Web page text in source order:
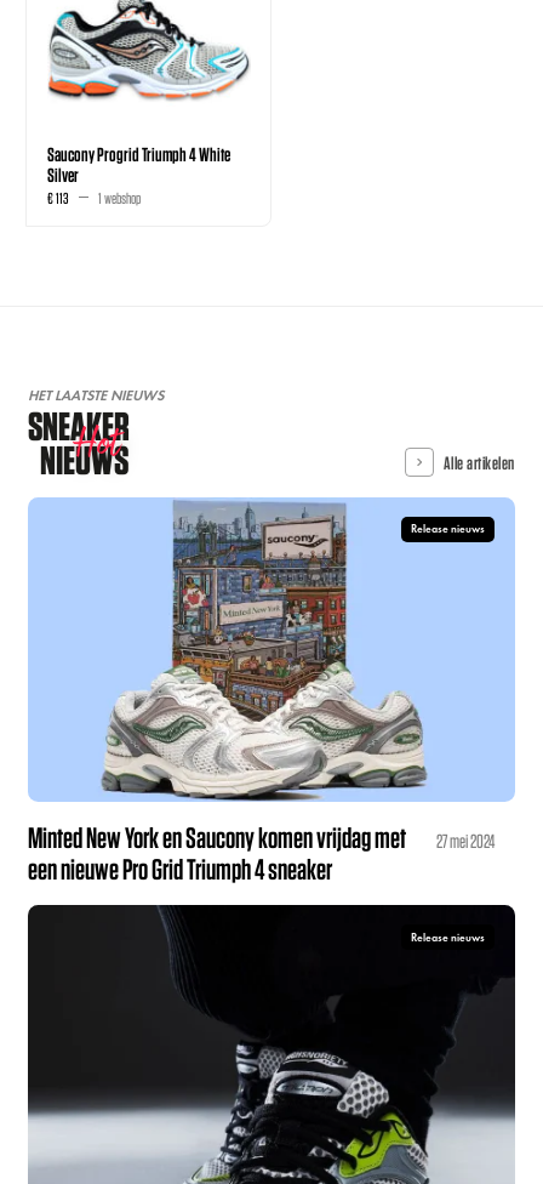
Saucony Progrid Triumph 4 White
Silver
€ 113 1 webshop
HET LAATSTE NIEUWS
SNEAKER
NIEUWS
Hot Alle artikelen
Release nieuws
Minted New York en Saucony komen vrijdag met
een nieuwe Pro Grid Triumph 4 sneaker
27 mei 2024
Release nieuws